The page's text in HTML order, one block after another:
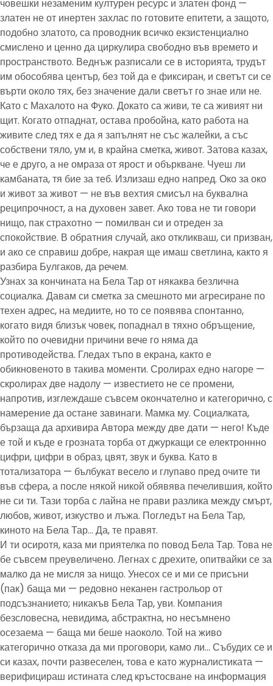
човешки незаменим културен ресурс и златен фонд —
златен не от инертен захлас по готовите епитети, а защото,
подобно златото, са проводник всичко екзистенциално
смислено и ценно да циркулира свободно във времето и
пространството. Веднъж разписали се в историята, трудът
им обособява център, без той да е фиксиран, и светът си се
върти около тях, без значение дали светът го знае или не.
Като с Махалото на Фуко. Докато са живи, те са живият ни
щит. Когато отпаднат, остава пробойна, като работа на
живите след тях е да я запълнят не със жалейки, а със
собствени тяло, ум и, в крайна сметка, живот. Затова казах,
че е друго, а не омраза от ярост и объркване. Чуеш ли
камбаната, тя бие за теб. Излизаш едно напред. Око за око
и живот за живот — не във вехтия смисъл на буквална
реципрочност, а на духовен завет. Ако това не ти говори
нищо, пак страхотно — помилван си и отреден за
спокойствие. В обратния случай, ако откликваш, си призван,
и ако се справиш добре, накрая ще имаш светлина, както я
разбира Булгаков, да речем.
Узнах за кончината на Бела Тар от някаква безлична
социалка. Давам си сметка за смешното ми агресиране по
техен адрес, на медиите, но то се появява спонтанно,
когато видя близък човек, попаднал в тяхно обръщение,
който по очевидни причини вече го няма да
противодейства. Гледах тъпо в екрана, както е
обикновеното в такива моменти. Сролирах едно нагоре —
скролирах две надолу — известието не се промени,
напротив, изглеждаше съвсем окончателно и категорично, с
намерение да остане завинаги. Мамка му. Социалката,
бързаща да архивира Автора между две дати — него! Къде
е той и къде е грозната торба от джуркащи се електроннно
цифри, цифри в образ, цвят, звук и буква. Като в
тотализатора — бълбукат весело и глупаво пред очите ти
във сфера, а после някой никой обявява печелившия, който
не си ти. Тази торба с лайна не прави разлика между смърт,
любов, живот, изкуство и лъжа. Погледът на Бела Тар,
киното на Бела Тар… Да, те правят.
И ти осиротя, каза ми приятелка по повод Бела Тар. Това не
бе съвсем преувеличено. Легнах с дрехите, опитвайки се за
малко да не мисля за нищо. Унесох се и ми се присъни
(пак) баща ми — редовно неканен гастрольор от
подсъзнанието; никакъв Бела Тар, уви. Компания
безсловесна, невидима, абстрактна, но несъмнено
осезаема — баща ми беше наоколо. Той на живо
категорично отказа да ми проговори, камо ли… Събудих се и
си казах, почти развеселен, това е като журналистиката —
верифицираш истината след кръстосване на информация